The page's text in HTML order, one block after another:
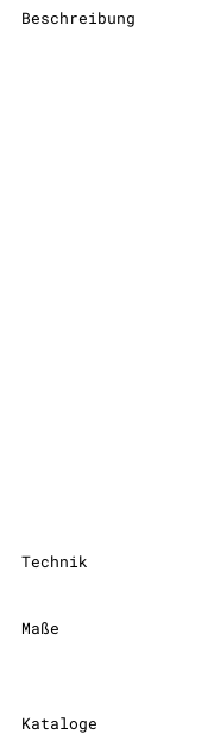
Beschreibung
Technik
Maße
Kataloge